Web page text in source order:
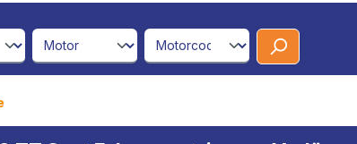
engineId engineCodeId